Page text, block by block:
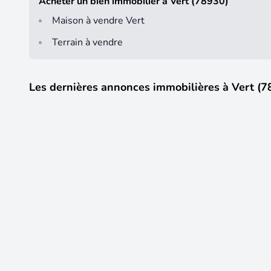
Maison à vendre Vert
Terrain à vendre
Les dernières annonces immobilières à Vert